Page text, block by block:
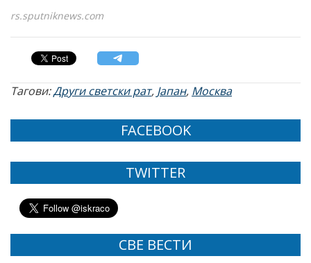
rs.sputniknews.com
Тагови:Други светски рат, Јапан, Москва
FACEBOOK
TWITTER
СВЕ ВЕСТИ